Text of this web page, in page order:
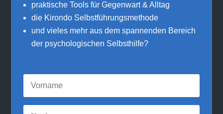
praktische Tools für Gegenwart & Alltag
die Kirondo Selbstführungsmethode
und vieles mehr aus dem spannenden Bereich
der psychologischen Selbsthilfe?